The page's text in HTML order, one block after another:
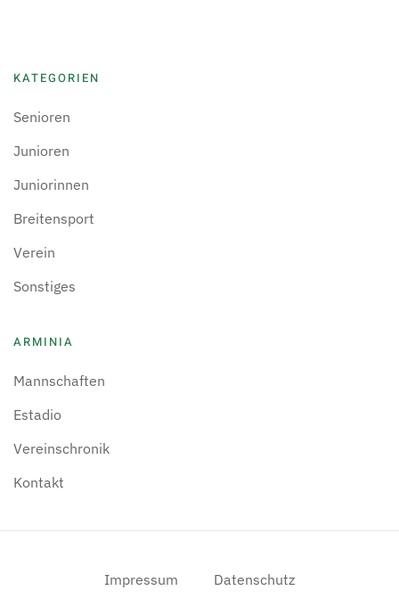
KATEGORIEN
Senioren
Junioren
Juniorinnen
Breitensport
Verein
Sonstiges
ARMINIA
Mannschaften
Estadio
Vereinschronik
Kontakt
Impressum Datenschutz